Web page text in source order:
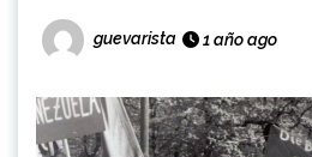
guevarista 1 año ago